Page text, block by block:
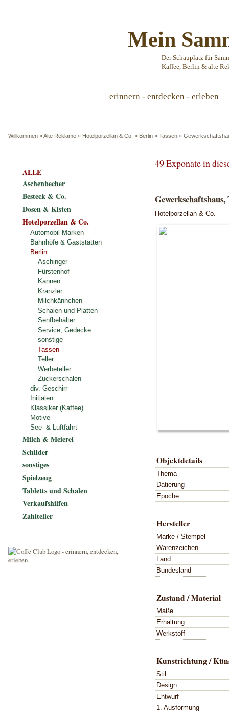
Mein
Der Schauplatz für
Kaffee, Berlin & alte
erinnern - entdecken - erleben
Willkommen »Alte Reklame » Hotelporzellan & Co. » Berlin » Tassen »
49 Exponate in
Gewerkschaftshaus,
Hotelporzellan & Co.
Objektdetails
Thema
Datierung
Epoche
Hersteller
Marke / Stempel
Warenzeichen
Land
Bundesland
Zustand / Material
Maße
Erhaltung
Werkstoff
Kunstrichtung /
Stil
Design
Entwurf
1. Ausformung
ALLE
Aschenbecher
Besteck & Co.
Dosen & Kisten
Hotelporzellan & Co.
Automobil Marken
Bahnhöfe & Gaststätten
Berlin
Aschinger
Fürstenhof
Kannen
Kranzler
Milchkännchen
Schalen und Platten
Senfbehälter
Service, Gedecke
sonstige
Tassen
Teller
Werbeteller
Zuckerschalen
div. Geschirr
Initialen
Klassiker (Kaffee)
Motive
See- & Luftfahrt
Milch & Meierei
Schilder
sonstiges
Spielzeug
Tabletts und Schalen
Verkaufshilfen
Zahlteller